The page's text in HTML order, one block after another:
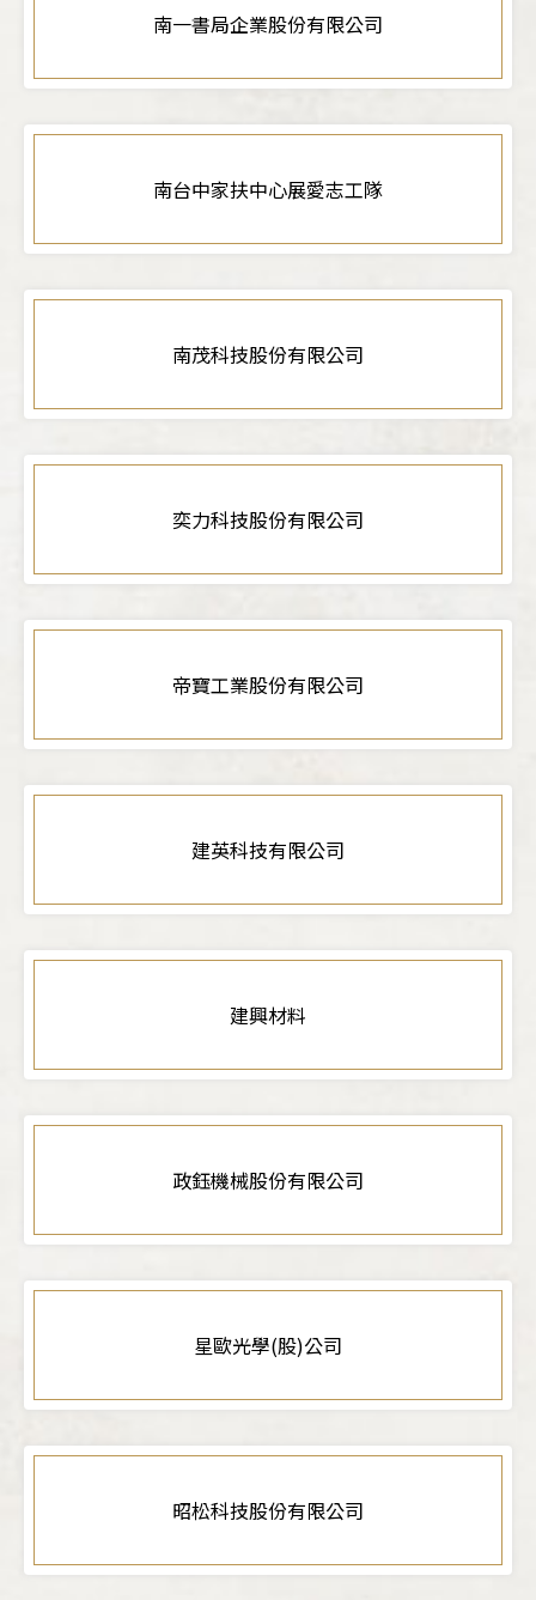
南一書局企業股份有限公司
南台中家扶中心展愛志工隊
南茂科技股份有限公司
奕力科技股份有限公司
帝寶工業股份有限公司
建英科技有限公司
建興材料
政鈺機械股份有限公司
星歐光學(股)公司
昭松科技股份有限公司